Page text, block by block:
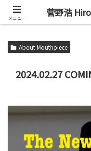
Alto Saxophone
About Mouthpiece
2024.02.27
メニュー 菅野浩